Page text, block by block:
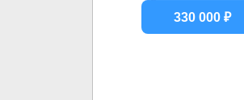
330 000 ₽